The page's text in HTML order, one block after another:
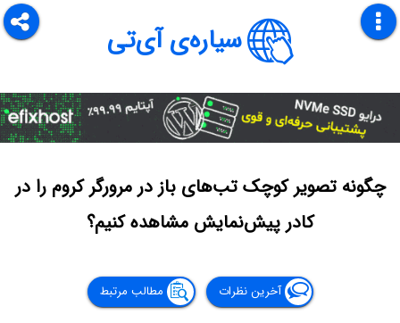
سیاره‌ی آی‌تی
چگونه تصویر کوچک تب‌های باز در مرورگر کروم را در
کادر پیش‌نمایش مشاهده کنیم؟
آخرین نظرات مطالب مرتبط